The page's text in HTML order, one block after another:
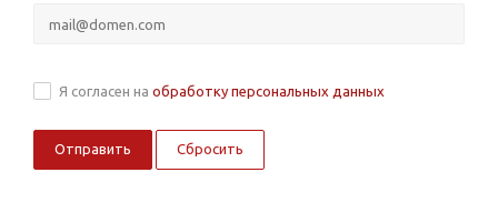
Я согласен на обработку персональных данных
Сбросить